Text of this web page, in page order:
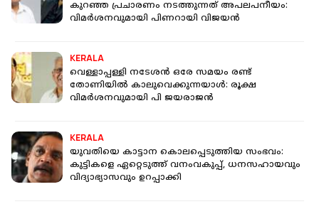
കുറഞ്ഞ പ്രചാരണം നടത്തുന്നത് അപലപനീയം:
വിമർശനവുമായി പിണറായി വിജയൻ
KERALA
വെള്ളാപ്പള്ളി നടേശൻ ഒരേ സമയം രണ്ട്
തോണിയിൽ കാലുവെക്കുന്നയാൾ: രൂക്ഷ
വിമർശനവുമായി പി ജയരാജൻ
KERALA
യുവതിയെ കാട്ടാന കൊലപ്പെടുത്തിയ സംഭവം:
കുട്ടികളെ ഏറ്റെടുത്ത് വനംവകുപ്പ്, ധനസഹായവും
വിദ്യാഭ്യാസവും ഉറപ്പാക്കി